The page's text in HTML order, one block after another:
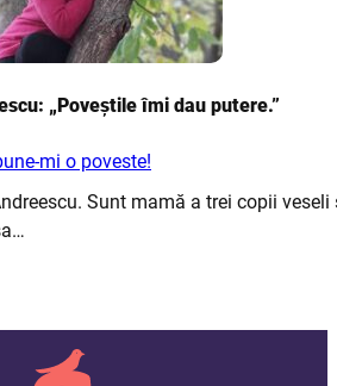
„Poveștile îmi dau putere.”
mi o poveste!
Sunt mamă a trei copii